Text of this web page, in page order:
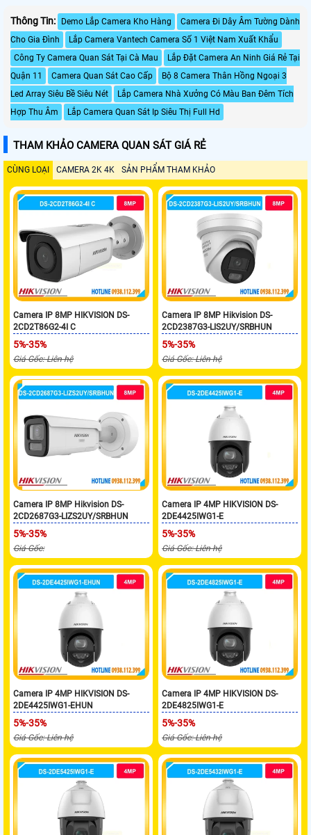
Thông Tin: Demo Lắp Camera Kho Hàng
Camera Đi Dây Âm Tường Dành
Cho Gia Đình
Lắp Camera Vantech Camera Số 1 Việt Nam Xuất Khẩu
Công Ty Camera Quan Sát Tại Cà Mau
Lắp Đặt Camera An Ninh Giá Rẻ Tại
Quận 11
Camera Quan Sát Cao Cấp
Bộ 8 Camera Thân Hồng Ngoại 3
Led Array Siêu Bề Siêu Nét
Lắp Camera Nhà Xưởng Có Màu Ban Đêm Tích
Hợp Thu Âm
Lắp Camera Quan Sát Ip Siêu Thị Full Hd
THAM KHẢO CAMERA QUAN SÁT GIÁ RẺ
CÙNG LOẠI CAMERA 2K 4K SẢN PHẨM THAM KHẢO
Camera IP 8MP HIKVISION DS-
2CD2T86G2-4I C
5%-35%
Giá Gốc: Liên hệ
Camera IP 8MP Hikvision DS-
2CD2387G3-LIS2UY/SRBHUN
5%-35%
Giá Gốc: Liên hệ
Camera IP 8MP Hikvision DS-
2CD2687G3-LIZS2UY/SRBHUN
5%-35%
Giá Gốc:
Camera IP 4MP HIKVISION DS-
2DE4425IWG1-E
5%-35%
Giá Gốc: Liên hệ
Camera IP 4MP HIKVISION DS-
2DE4425IWG1-EHUN
5%-35%
Giá Gốc: Liên hệ
Camera IP 4MP HIKVISION DS-
2DE4825IWG1-E
5%-35%
Giá Gốc: Liên hệ